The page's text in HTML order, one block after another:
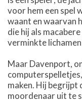
voor hem een spel
waant en waarvan
die hij als
verminkte
Maar Davenport,
maken. Hij begrijpt
moordenaar uit te